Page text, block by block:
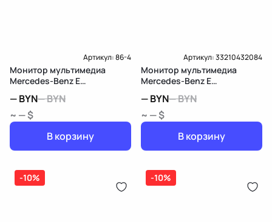
Артикул:86-4
Монитор мультимедиа
Mercedes-Benz E
—BYN—BYN
~ — $
В корзину
Артикул:33210432084
Монитор мультимедиа
Mercedes-Benz E
—BYN—BYN
~ — $
В корзину
-10% -10%